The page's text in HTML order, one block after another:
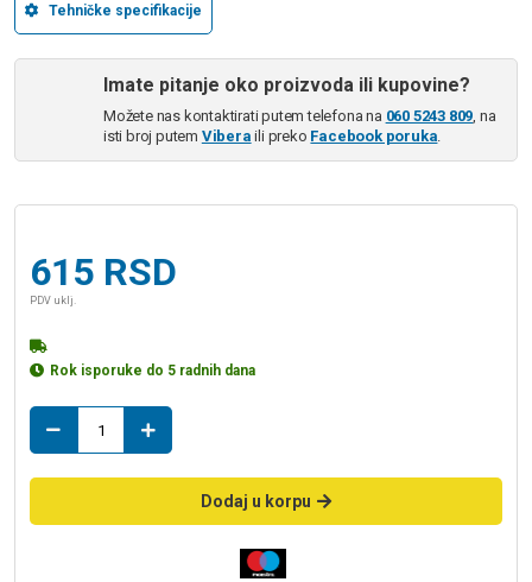
Tehničke specifikacije
Imate pitanje oko proizvoda ili kupovine?
Možete nas kontaktirati putem telefona na 060 5243 809, na
isti broj putem Vibera ili preko Facebook poruka.
615 RSD
PDV uklj.
Rok isporuke do 5 radnih dana
racva
125/125
Dodaj u korpu